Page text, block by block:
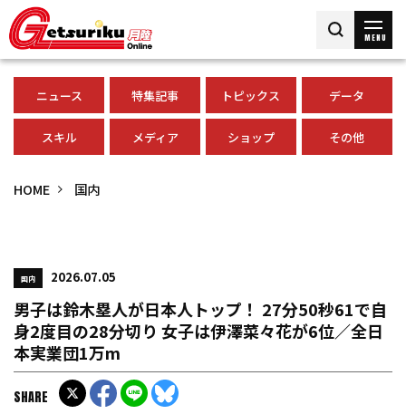
MENU
ニュース 特集記事 トピックス データ
スキル メディア ショップ その他
HOME 国内
国内 2026.07.05
男子は鈴木塁人が日本人トップ！ 27分50秒61で自
身2度目の28分切り 女子は伊澤菜々花が6位／全日
本実業団1万m
SHARE